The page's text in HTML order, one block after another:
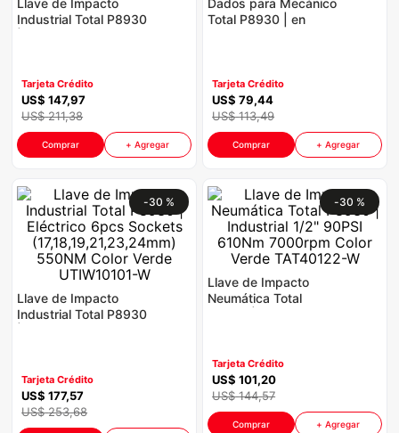
Llave de Impacto
Industrial Total P8930
Tarjeta Crédito
US$ 147,97
US$ 211,38
Comprar + Agregar
Dados para Mecánico
Total P8930 | en
THT141253-W
Tarjeta Crédito
US$ 79,44
US$ 113,49
Comprar + Agregar
-30 %
Llave de Impacto
Industrial Total P8930
550NM Color Verde
UTIW10101-W
Tarjeta Crédito
US$ 177,57
US$ 253,68
-30 %
Llave de Impacto
Neumática Total
TAT40122-W
Tarjeta Crédito
US$ 101,20
US$ 144,57
Comprar + Agregar
9. iphone